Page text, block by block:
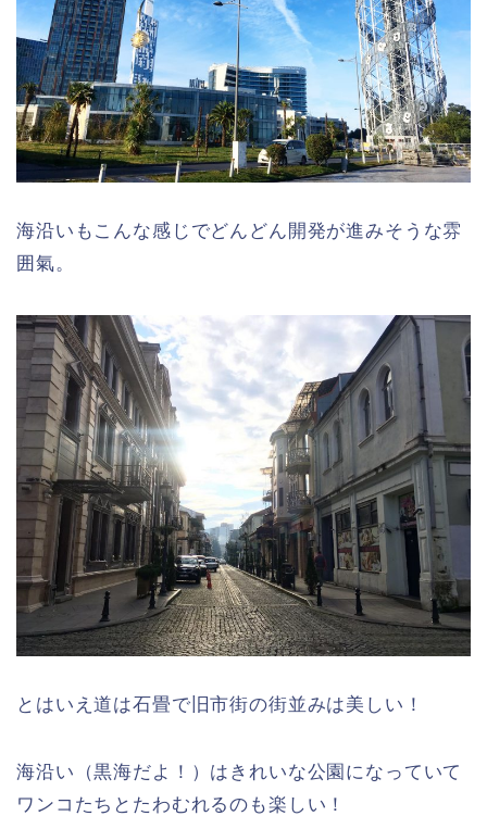
海沿いもこんな感じでどんどん開発が進みそうな雰
囲氣。
とはいえ道は石畳で旧市街の街並みは美しい！
海沿い（黒海だよ！）はきれいな公園になっていて
ワンコたちとたわむれるのも楽しい！